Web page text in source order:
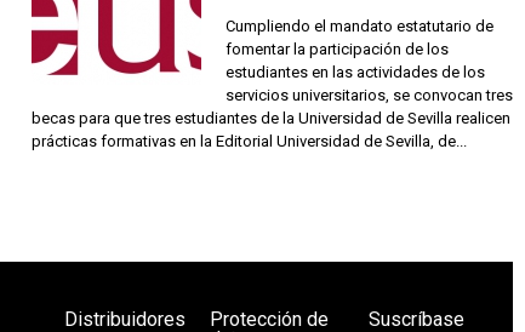
Cumpliendo el mandato estatutario de
fomentar la participación de los
estudiantes en las actividades de los
servicios universitarios, se convocan tres
becas para que tres estudiantes de la Universidad de Sevilla realicen
prácticas formativas en la Editorial Universidad de Sevilla, de...
Distribuidores
Protección de
Suscríbase